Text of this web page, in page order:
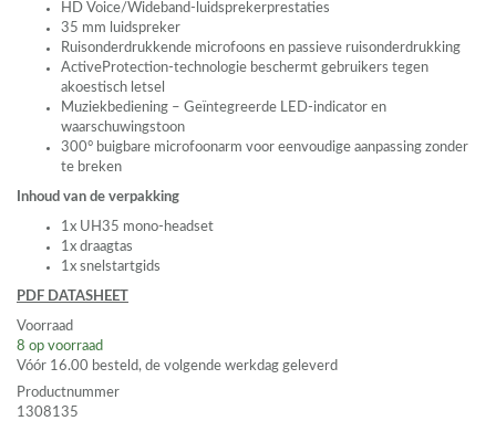
HD Voice/Wideband-luidsprekerprestaties
35 mm luidspreker
Ruisonderdrukkende microfoons en passieve ruisonderdrukking
ActiveProtection-technologie beschermt gebruikers tegen
akoestisch letsel
Muziekbediening – Geïntegreerde LED-indicator en
waarschuwingstoon
300° buigbare microfoonarm voor eenvoudige aanpassing zonder
te breken
Inhoud van de verpakking
1x UH35 mono-headset
1x draagtas
1x snelstartgids
PDF DATASHEET
Voorraad
8 op voorraad
Vóór 16.00 besteld, de volgende werkdag geleverd
Productnummer
1308135